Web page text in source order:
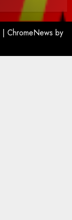
| ChromeNews by